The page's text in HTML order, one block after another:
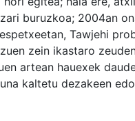
buruzkoa; 2004an
Tawjehi
zein ikastaro
artean hauexek
kaltetu dezakeen